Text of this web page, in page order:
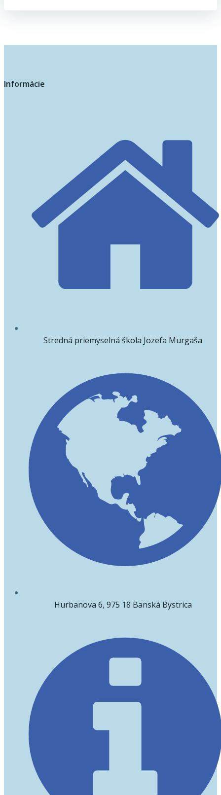
Informácie
Stredná priemyselná škola Jozefa Murgaša
Hurbanova 6, 975 18 Banská Bystrica